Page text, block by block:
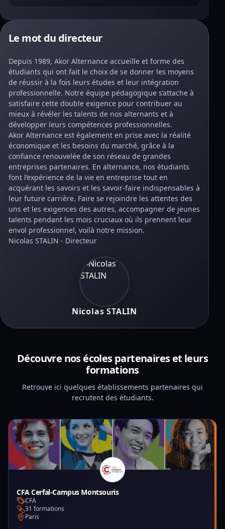
Le mot du directeur
Depuis 1989, Akor Alternance accueille et forme des
étudiants qui ont fait le choix de se donner les moyens
de réussir à la fois leurs études et leur intégration
professionnelle. Notre équipe pédagogique s’attache à
satisfaire cette double exigence pour contribuer au
mieux à révéler les talents de nos alternants et à
développer leurs compétences professionnelles.
Akor Alternance est également en prise avec la réalité
économique et les besoins du marché, grâce à la
confiance renouvelée de son réseau de grandes
entreprises partenaires. En alternance, nos étudiants
font l’expérience de la vie en entreprise tout en
acquérant les savoirs et les savoir-faire indispensables à
leur future carrière. Faire se rejoindre les attentes des
uns et les exigences des autres, accompagner de jeunes
talents pendant les mois cruciaux où ils prennent leur
envol professionnel, voilà notre mission.
Nicolas STALIN - Directeur
Nicolas STALIN
Découvre nos écoles partenaires et leurs
formations
Retrouve ici quelques établissements partenaires qui
recrutent des étudiants.
CFA Cerfal-Campus Montsouris
CFA
31 formations
Paris